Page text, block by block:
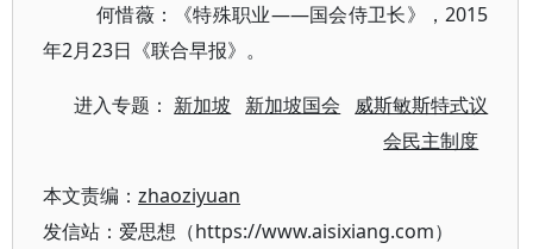
何惜薇：《特殊职业——国会侍卫长》，2015
年2月23日《联合早报》。
进入专题： 新加坡 新加坡国会
威斯敏斯特式议
会民主制度
本文责编： zhaoziyuan
发信站：爱思想（https://www.aisixiang.com）